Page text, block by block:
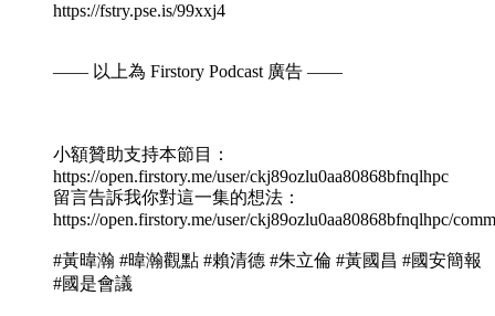
https://fstry.pse.is/99xxj4
—— 以上為 Firstory Podcast 廣告 ——
小額贊助支持本節目：
https://open.firstory.me/user/ckj89ozlu0aa80868bfnqlhpc
留言告訴我你對這一集的想法：
https://open.firstory.me/user/ckj89ozlu0aa80868bfnqlhpc/
#黃暐瀚 #暐瀚觀點 #賴清德 #朱立倫 #黃國昌 #國安簡報
#國是會議